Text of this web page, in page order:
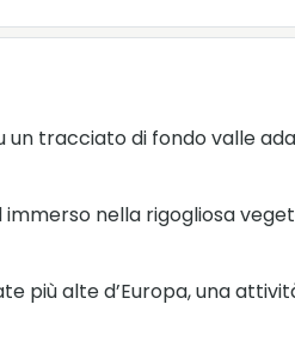
un tracciato di fondo valle
immerso nella rigogliosa
più alte d’Europa, una